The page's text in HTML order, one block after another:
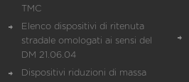
TMC
Elenco dispositivi di ritenuta
stradale omologati ai sensi del
DM 21.06.04
Dispositivi riduzioni di massa